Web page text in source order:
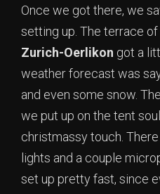
Once we got there, we
setting up. The terrace of
Zurich-Oerlikon got a
weather forecast was
and even some snow.
we put up on the tent
christmassy touch.
lights and a couple
set up pretty fast, since